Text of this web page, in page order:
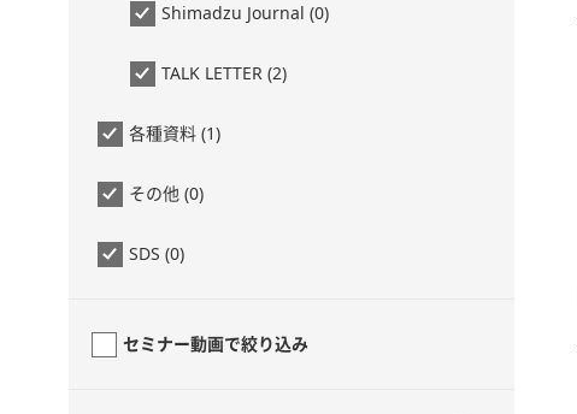
Shimadzu Journal (0)
TALK LETTER (2)
各種資料 (1)
その他 (0)
SDS (0)
セミナー動画で絞り込み